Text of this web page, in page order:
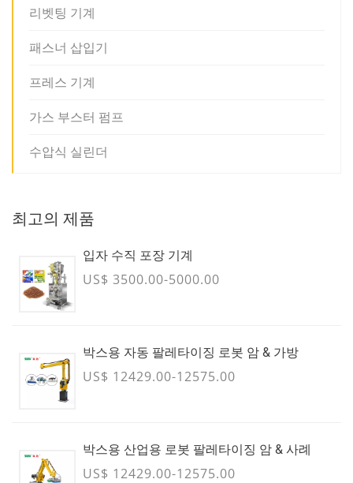
리벳팅 기계
패스너 삽입기
프레스 기계
가스 부스터 펌프
수압식 실린더
최고의 제품
입자 수직 포장 기계
US$ 3500.00-5000.00
박스용 자동 팔레타이징 로봇 암 & 가방
US$ 12429.00-12575.00
박스용 산업용 로봇 팔레타이징 암 & 사례
US$ 12429.00-12575.00